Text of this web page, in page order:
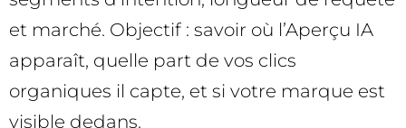
et marché. Objectif : savoir où l’Aperçu IA
apparaît, quelle part de vos clics
organiques il capte, et si votre marque est
visible dedans.